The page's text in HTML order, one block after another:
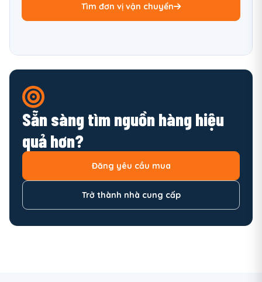
Tìm đơn vị vận chuyển
Sẵn sàng tìm nguồn hàng hiệu
quả hơn?
Đăng yêu cầu mua
Trở thành nhà cung cấp